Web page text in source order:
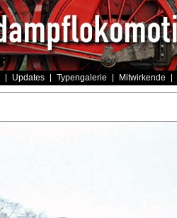
Updates Typengalerie Mitwirkende